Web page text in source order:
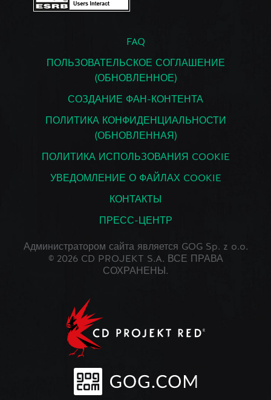
FAQ
ПОЛЬЗОВАТЕЛЬСКОЕ СОГЛАШЕНИЕ
(ОБНОВЛЕННОЕ)
СОЗДАНИЕ ФАН-КОНТЕНТА
ПОЛИТИКА КОНФИДЕНЦИАЛЬНОСТИ
(ОБНОВЛЕННАЯ)
ПОЛИТИКА ИСПОЛЬЗОВАНИЯ COOKIE
УВЕДОМЛЕНИЕ О ФАЙЛАХ COOKIE
КОНТАКТЫ
ПРЕСС-ЦЕНТР
Администратором сайта является GOG Sp. z o.o.
© 2026 CD PROJEKT S.A. ВСЕ ПРАВА
СОХРАНЕНЫ.